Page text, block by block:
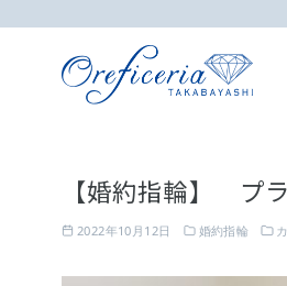
【婚約指輪】 プ
2022年10月12日 婚約指輪